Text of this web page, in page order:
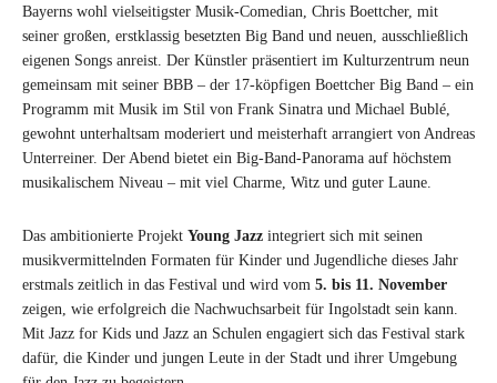
Bayerns wohl vielseitigster Musik-Comedian, Chris Boettcher, mit
seiner großen, erstklassig besetzten Big Band und neuen, ausschließlich
eigenen Songs anreist. Der Künstler präsentiert im Kulturzentrum neun
gemeinsam mit seiner BBB – der 17-köpfigen Boettcher Big Band – ein
Programm mit Musik im Stil von Frank Sinatra und Michael Bublé,
gewohnt unterhaltsam moderiert und meisterhaft arrangiert von Andreas
Unterreiner. Der Abend bietet ein Big-Band-Panorama auf höchstem
musikalischem Niveau – mit viel Charme, Witz und guter Laune.
Das ambitionierte Projekt Young Jazz integriert sich mit seinen
musikvermittelnden Formaten für Kinder und Jugendliche dieses Jahr
erstmals zeitlich in das Festival und wird vom 5. bis 11. November
zeigen, wie erfolgreich die Nachwuchsarbeit für Ingolstadt sein kann.
Mit Jazz for Kids und Jazz an Schulen engagiert sich das Festival stark
dafür, die Kinder und jungen Leute in der Stadt und ihrer Umgebung